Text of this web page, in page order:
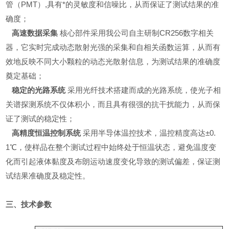
管（PMT）,具有*的灵敏度和信噪比，从而保证了测试结果的准
确度；
高速数据采集核心部件采用我公司自主研制CR256数字相关
器，它实时完成动态散射光强的采集和自相关函数运算，从而有
效地反映不同大小颗粒的动态光散射信息，为测试结果的准确度
奠定基础；
稳定的光路系统采用光纤技术搭建而成的光路系统，使光子相
关谱探测系统不仅体积小，而且具有很强的抗干扰能力，从而保
证了测试的稳定性；
高精度恒温控制系统采用半导体温控技术，温控精度高达±0.
1℃，使样品在整个测试过程中始终处于恒温状态，避免温度变
化而引起液体黏度及布朗运动速度变化导致的测试偏差，保证测
试结果准确度及稳定性。
三、技术参数